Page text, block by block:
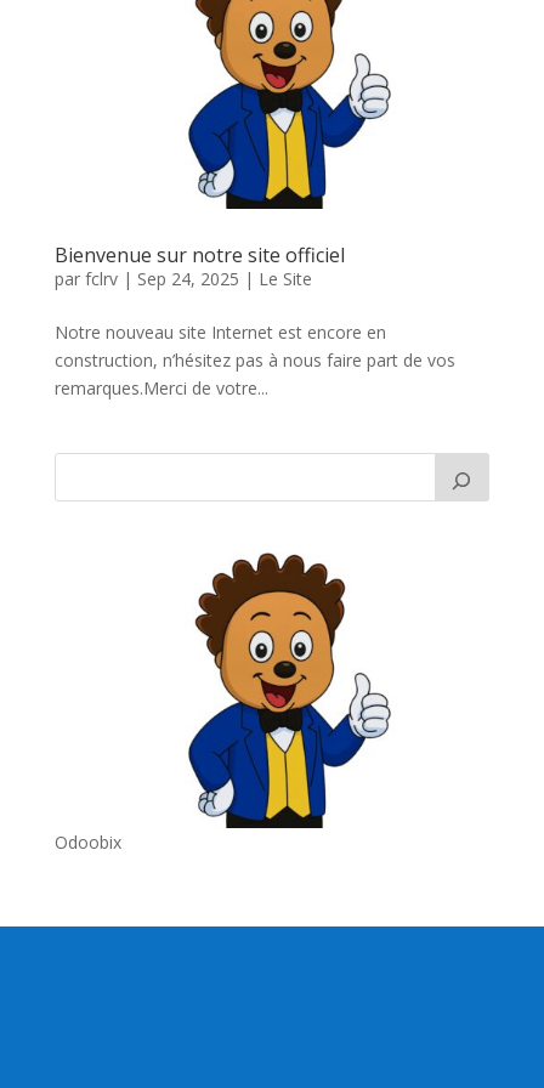
Bienvenue sur notre site officiel
par fclrv| Sep 24, 2025 | Le Site
Notre nouveau site Internet est encore en
construction, n’hésitez pas à nous faire part de vos
remarques.Merci de votre...
Odoobix